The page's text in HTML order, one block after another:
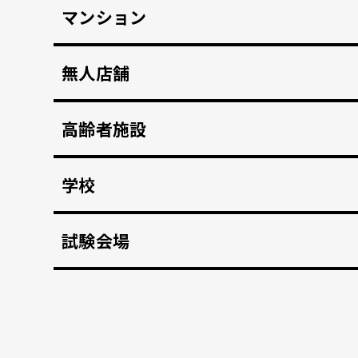
マンション
無人店舗
高齢者施設
学校
試験会場